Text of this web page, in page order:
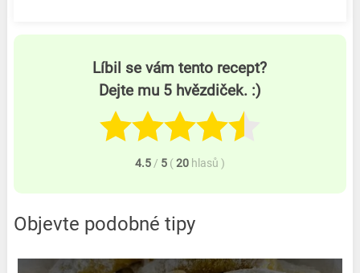
Líbil se vám tento recept?
Dejte mu 5 hvězdiček. :)
4.5 / 5 (20 hlasů )
Objevte podobné tipy